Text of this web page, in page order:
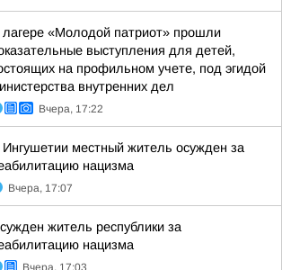
«Молодой патриот» прошли
выступления для детей,
на профильном учете, под эгидой
внутренних дел
Вчера, 17:22
местный житель осужден за
нацизма
Вчера, 17:07
житель республики за
нацизма
Вчера, 17:03